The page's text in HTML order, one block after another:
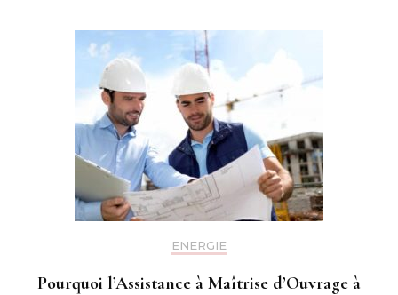
ENERGIE
Pourquoi l’Assistance à Maîtrise d’Ouvrage à